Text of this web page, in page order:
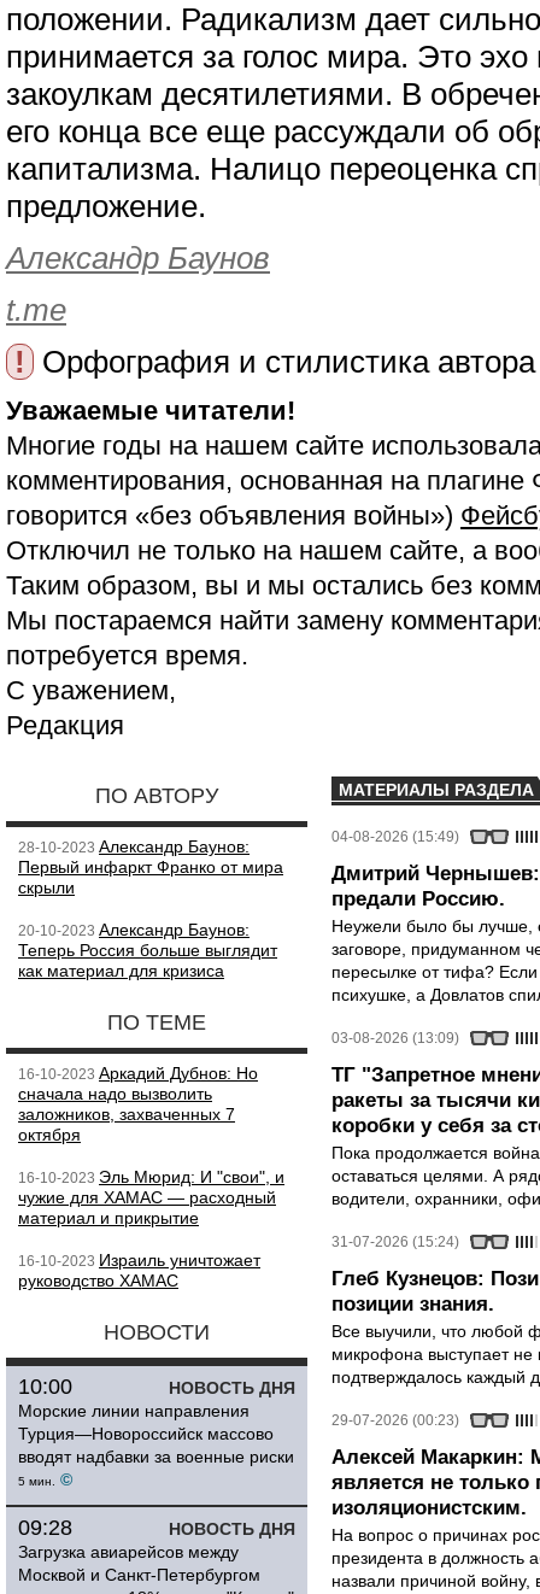
положении. Радикализм дает
принимается за голос мира. Это
закоулкам десятилетиями. В
его конца все еще рассуждали об
капитализма. Налицо переоценка
предложение.
Александр Баунов
t.me
!
Орфография и стилистика
Уважаемые читатели!
Многие годы на нашем сайте
комментирования, основанная на
говорится «без объявления войны»)
Отключил не только на нашем сайте, а
Таким образом, вы и мы остались без
Мы постараемся найти замену
потребуется время.
С уважением,
Редакция
ПО АВТОРУ
28-10-2023 Александр Баунов:
Первый инфаркт Франко от мира
скрыли
20-10-2023 Александр Баунов:
Теперь Россия больше выглядит
как материал для кризиса
ПО ТЕМЕ
16-10-2023 Аркадий Дубнов: Но
сначала надо вызволить
заложников, захваченных 7
октября
16-10-2023 Эль Мюрид: И "свои", и
чужие для ХАМАС — расходный
материал и прикрытие
16-10-2023 Израиль уничтожает
руководство ХАМАС
НОВОСТИ
НОВОСТЬ ДНЯ
10:00
Морские линии направления
Турция—Новороссийск массово
вводят надбавки за военные риски
5 мин. ©
НОВОСТЬ ДНЯ
09:28
Загрузка авиарейсов между
Москвой и Санкт-Петербургом
МАТЕРИАЛЫ РАЗДЕЛА
04-08-2026 (15:49)
Дмитрий Чернышев:
предали Россию.
Неужели было бы лучше,
заговоре, придуманном
пересылке от тифа?
психушке, а Довлатов
03-08-2026 (13:09)
ТГ "Запретное
ракеты за тысячи
коробки у себя за
Пока продолжается
оставаться целями. А
водители, охранники,
31-07-2026 (15:24)
Глеб Кузнецов:
позиции знания.
Все выучили, что любой
микрофона выступает не
подтверждалось каждый
29-07-2026 (00:23)
Алексей Макаркин:
является не только
изоляционистским.
На вопрос о причинах
президента в должность
назвали причиной войну,